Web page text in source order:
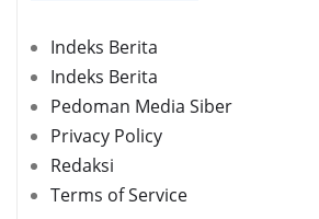
Indeks Berita
Indeks Berita
Pedoman Media Siber
Privacy Policy
Redaksi
Terms of Service